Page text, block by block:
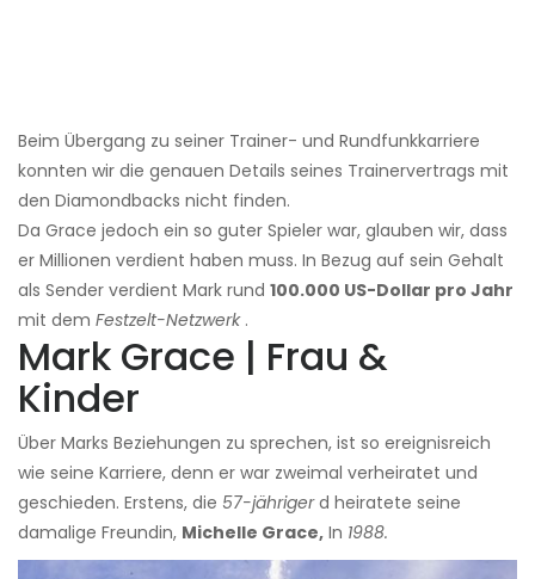
Beim Übergang zu seiner Trainer- und Rundfunkkarriere
konnten wir die genauen Details seines Trainervertrags mit
den Diamondbacks nicht finden.
Da Grace jedoch ein so guter Spieler war, glauben wir, dass
er Millionen verdient haben muss. In Bezug auf sein Gehalt
als Sender verdient Mark rund 100.000 US-Dollar pro Jahr
mit dem Festzelt-Netzwerk.
Mark Grace | Frau &
Kinder
Über Marks Beziehungen zu sprechen, ist so ereignisreich
wie seine Karriere, denn er war zweimal verheiratet und
geschieden. Erstens, die 57-jährigerd heiratete seine
damalige Freundin, Michelle Grace, In 1988.